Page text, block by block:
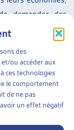
des
ou accéder aux
ces technologies
le comportement
de ne pas
un effet négatif
demander des
SOCIO-
affiche
des élèves